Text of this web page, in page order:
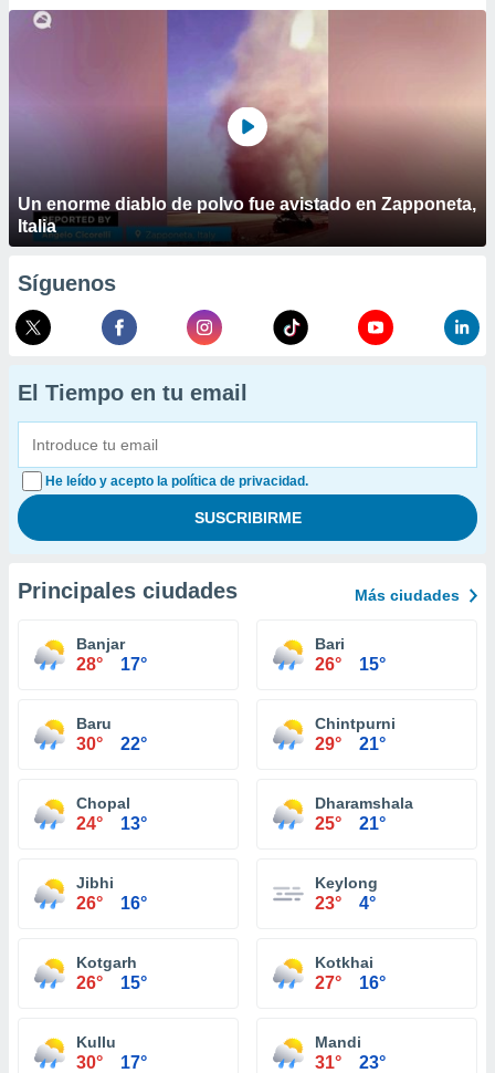
Un enorme diablo de polvo fue avistado en Zapponeta,
Italia
Síguenos
El Tiempo en tu email
He leído y acepto la política de privacidad.
Principales ciudades Más ciudades
Banjar
28° 17°
Bari
26° 15°
Baru
30° 22°
Chintpurni
29° 21°
Chopal
24° 13°
Dharamshala
25° 21°
Jibhi
26° 16°
Keylong
23° 4°
Kotgarh
26° 15°
Kotkhai
27° 16°
Kullu
30° 17°
Mandi
31° 23°